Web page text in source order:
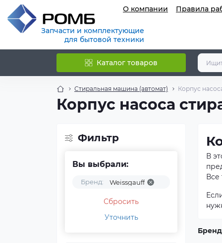
Запчасти и комплектующие
для бытовой техники
О компании Правила
Каталог товаров
Стиральная машина (автомат) Корпус
Корпус насоса
Фильтр
Вы выбрали:
Бренд: Weissgauff
Сбросить
Уточнить
В
Все
Бренд